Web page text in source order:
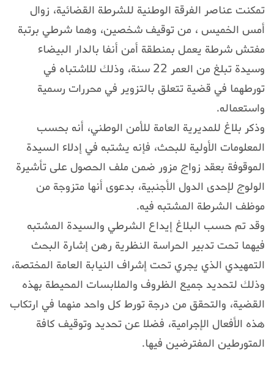
تمكنت عناصر الفرقة الوطنية للشرطة القضائية، زوال
أمس الخميس ، من توقيف شخصين، وهما شرطي برتبة
مفتش شرطة يعمل بمنطقة أمن أنفا بالدار البيضاء
وسيدة تبلغ من العمر 22 سنة، وذلك للاشتباه في
تورطهما في قضية تتعلق بالتزوير في محررات رسمية
واستعماله.
وذكر بلاغ للمديرية العامة للأمن الوطني، أنه بحسب
المعلومات الأولية للبحث، فإنه يشتبه في إدلاء السيدة
الموقوفة بعقد زواج مزور ضمن ملف الحصول على تأشيرة
الولوج لإحدى الدول الأجنبية، بدعوى أنها متزوجة من
موظف الشرطة المشتبه فيه.
وقد تم حسب البلاغ إيداع الشرطي والسيدة المشتبه
فيهما تحت تدبير الحراسة النظرية رهن إشارة البحث
التمهيدي الذي يجري تحت إشراف النيابة العامة المختصة،
وذلك لتحديد جميع الظروف والملابسات المحيطة بهذه
القضية، والتحقق من درجة تورط كل واحد منهما في ارتكاب
هذه الأفعال الإجرامية، فضلا عن تحديد وتوقيف كافة
المتورطين المفترضين فيها.